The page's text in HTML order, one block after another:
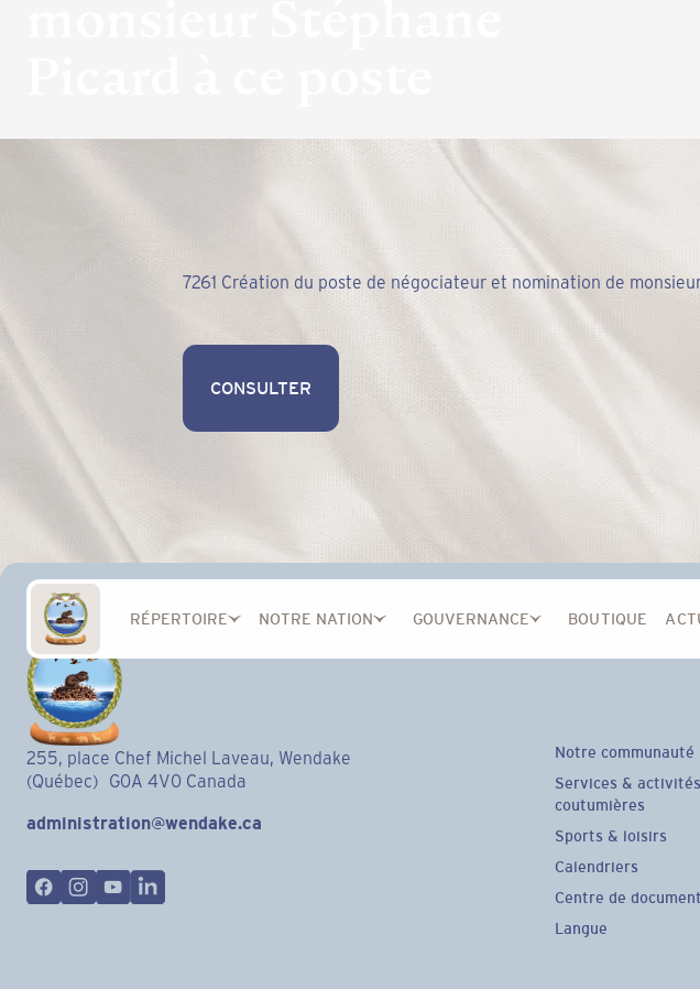
7261 Création du poste de négociateur et nomination de
CONSULTER
CONSULTER
RÉPERTOIRE NOTRE NATION GOUVERNANCE BOUTIQUE
255, place Chef Michel Laveau, Wendake
(Québec) G0A 4V0 Canada
administration@wendake.ca
Notre communauté
Services & activités
coutumières
Sports & loisirs
Calendriers
Centre de
Langue